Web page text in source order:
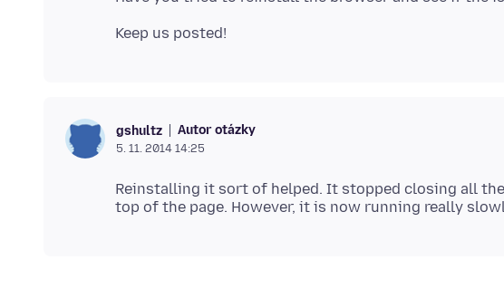
gshultz Autor otázky
5. 11. 2014 14:25
Reinstalling it sort of helped. It stopped closing all